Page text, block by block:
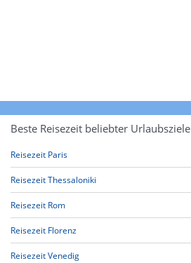
Beste Reisezeit beliebter Urlaubsziele
Reisezeit Paris
Reisezeit Thessaloniki
Reisezeit Rom
Reisezeit Florenz
Reisezeit Venedig